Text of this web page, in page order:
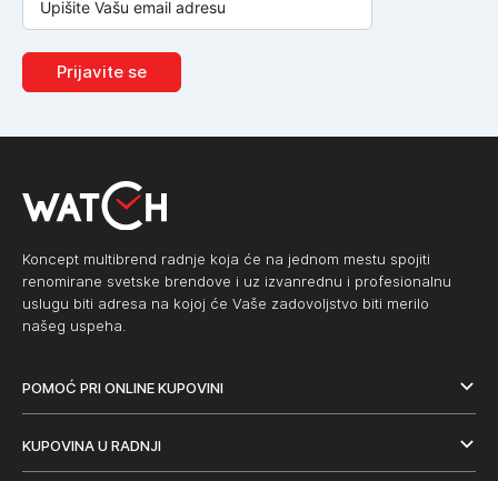
Prijavite se
Koncept multibrend radnje koja će na jednom mestu spojiti
renomirane svetske brendove i uz izvanrednu i profesionalnu
uslugu biti adresa na kojoj će Vaše zadovoljstvo biti merilo
našeg uspeha.
POMOĆ PRI ONLINE KUPOVINI
KUPOVINA U RADNJI